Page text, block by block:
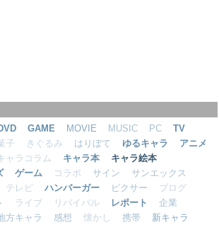
GAME MOVIE MUSIC PC
TV
子 きぐるみ はりぼて ゆるキャラ
アニメ
ャラコラム キャラ本
キャラ絵本
ゲーム コラボ サイン
サンエックス
テレビ ハンバーガー ピクサー
ブログ
ライブ リバイバル レポート
企業
方キャラ 感想 懐かし 携帯
新キャラ